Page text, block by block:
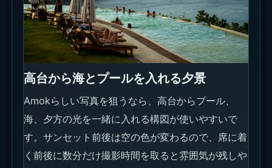
高台から海とプールを入れる夕景
Amokらしい写真を狙うなら、高台からプール、
海、夕方の光を一緒に入れる構図が使いやすいで
す。サンセット前後は空の色が変わるので、席に着
く前後に数分だけ撮影時間を取ると雰囲気が残しや